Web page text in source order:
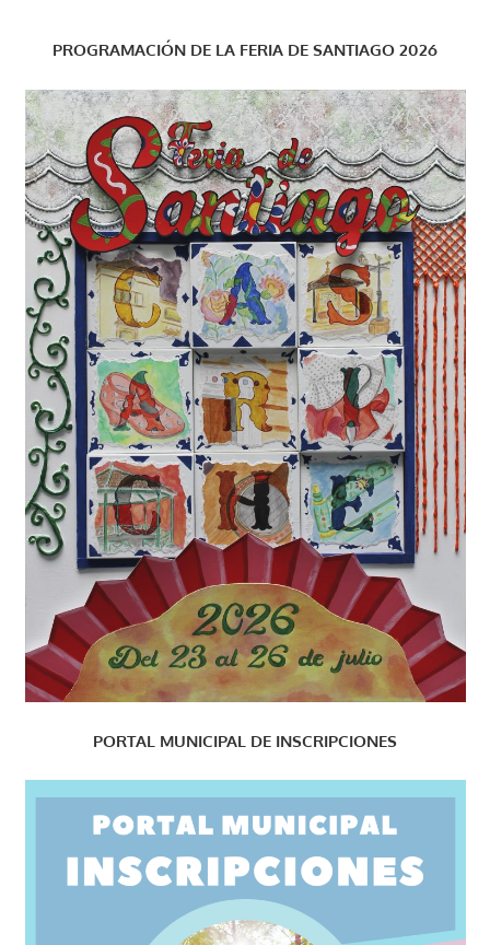
PROGRAMACIÓN DE LA FERIA DE SANTIAGO 2026
PORTAL MUNICIPAL DE INSCRIPCIONES